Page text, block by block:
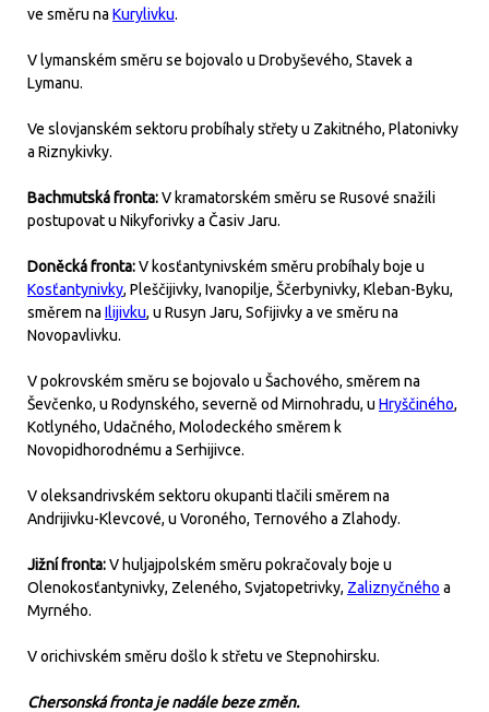
ve směru na Kurylivku.
V lymanském směru se bojovalo u Drobyševého, Stavek a
Lymanu.
Ve slovjanském sektoru probíhaly střety u Zakitného, Platonivky
a Riznykivky.
Bachmutská fronta:V kramatorském směru se Rusové snažili
postupovat u Nikyforivky a Časiv Jaru.
Doněcká fronta:V kosťantynivském směru probíhaly boje u
Kosťantynivky, Pleščijivky, Ivanopilje, Ščerbynivky, Kleban-Byku,
směrem na Ilijivku, u Rusyn Jaru, Sofijivky a ve směru na
Novopavlivku.
V pokrovském směru se bojovalo u Šachového, směrem na
Ševčenko, u Rodynského, severně od Mirnohradu, u Hryščiného,
Kotlyného, Udačného, Molodeckého směrem k
Novopidhorodnému a Serhijivce.
V oleksandrivském sektoru okupanti tlačili směrem na
Andrijivku-Klevcové, u Voroného, Ternového a Zlahody.
Jižní fronta:V huljajpolském směru pokračovaly boje u
Olenokosťantynivky, Zeleného, Svjatopetrivky, Zaliznyčného a
Myrného.
V orichivském směru došlo k střetu ve Stepnohirsku.
Chersonská fronta je nadále beze změn.